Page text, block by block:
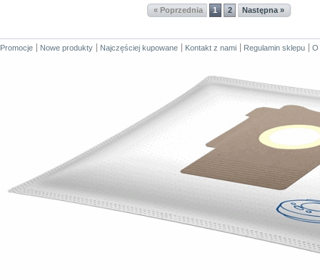
« Poprzednia 1 2 Następna »
Promocje Nowe produkty Najczęściej kupowane Kontakt z nami Regulamin sklepu O